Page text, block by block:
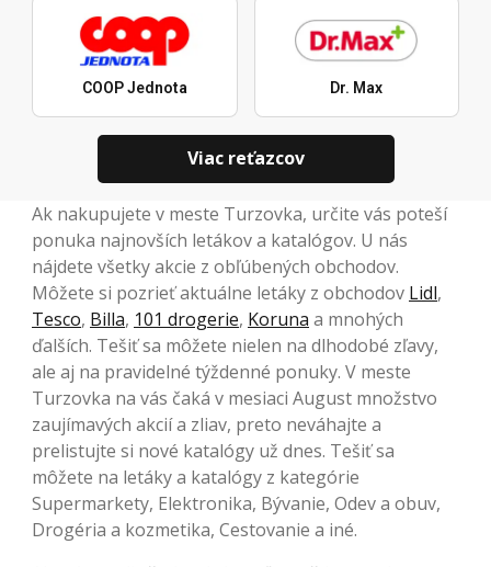
COOP Jednota Dr. Max
Viac reťazcov
Ak nakupujete v meste Turzovka, určite vás poteší
ponuka najnovších letákov a katalógov. U nás
nájdete všetky akcie z obľúbených obchodov.
Môžete si pozrieť aktuálne letáky z obchodov Lidl,
Tesco, Billa, 101 drogerie, Koruna a mnohých
ďalších. Tešiť sa môžete nielen na dlhodobé zľavy,
ale aj na pravidelné týždenné ponuky. V meste
Turzovka na vás čaká v mesiaci August množstvo
zaujímavých akcií a zliav, preto neváhajte a
prelistujte si nové katalógy už dnes. Tešiť sa
môžete na letáky a katalógy z kategórie
Supermarkety, Elektronika, Bývanie, Odev a obuv,
Drogéria a kozmetika, Cestovanie a iné.